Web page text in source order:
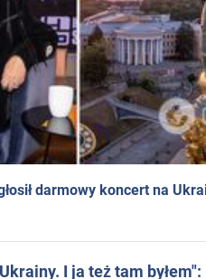
darmowy koncert na
I ja też tam